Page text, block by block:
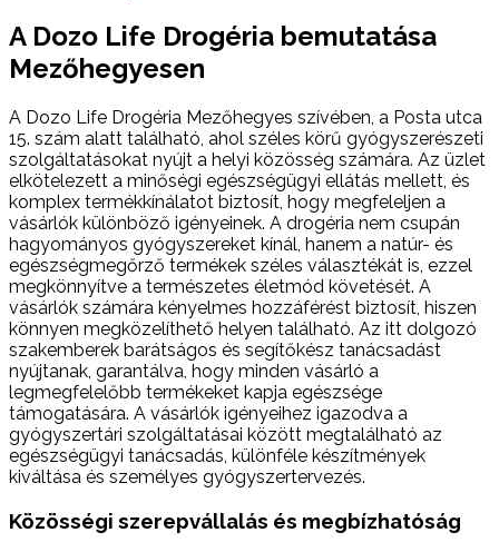
A Dozo Life Drogéria bemutatása
Mezőhegyesen
A Dozo Life Drogéria Mezőhegyes szívében, a Posta utca
15. szám alatt található, ahol széles körű gyógyszerészeti
szolgáltatásokat nyújt a helyi közösség számára. Az üzlet
elkötelezett a minőségi egészségügyi ellátás mellett, és
komplex termékkínálatot biztosít, hogy megfeleljen a
vásárlók különböző igényeinek. A drogéria nem csupán
hagyományos gyógyszereket kínál, hanem a natúr- és
egészségmegőrző termékek széles választékát is, ezzel
megkönnyítve a természetes életmód követését. A
vásárlók számára kényelmes hozzáférést biztosít, hiszen
könnyen megközelíthető helyen található. Az itt dolgozó
szakemberek barátságos és segítőkész tanácsadást
nyújtanak, garantálva, hogy minden vásárló a
legmegfelelőbb termékeket kapja egészsége
támogatására. A vásárlók igényeihez igazodva a
gyógyszertári szolgáltatásai között megtalálható az
egészségügyi tanácsadás, különféle készítmények
kiváltása és személyes gyógyszertervezés.
Közösségi szerepvállalás és megbízhatóság